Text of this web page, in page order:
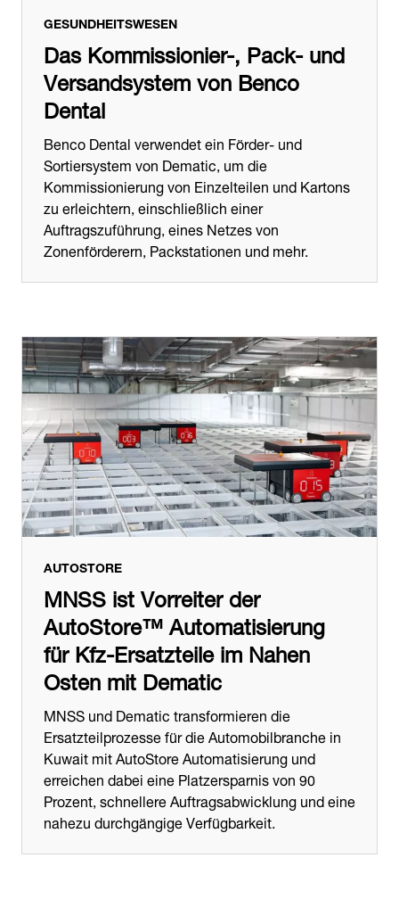
GESUNDHEITSWESEN
Das Kommissionier-, Pack- und
Versandsystem von Benco
Dental
Benco Dental verwendet ein Förder- und
Sortiersystem von Dematic, um die
Kommissionierung von Einzelteilen und Kartons
zu erleichtern, einschließlich einer
Auftragszuführung, eines Netzes von
Zonenförderern, Packstationen und mehr.
AUTOSTORE
MNSS ist Vorreiter der
AutoStore™ Automatisierung
für Kfz‑Ersatzteile im Nahen
Osten mit Dematic
MNSS und Dematic transformieren die
Ersatzteilprozesse für die Automobilbranche in
Kuwait mit AutoStore Automatisierung und
erreichen dabei eine Platzersparnis von 90
Prozent, schnellere Auftragsabwicklung und eine
nahezu durchgängige Verfügbarkeit.